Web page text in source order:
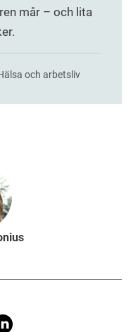
mår – och lita
och arbetsliv